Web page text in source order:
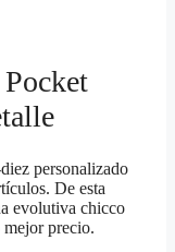
personalizado
De esta
evolutiva chicco
mejor precio.